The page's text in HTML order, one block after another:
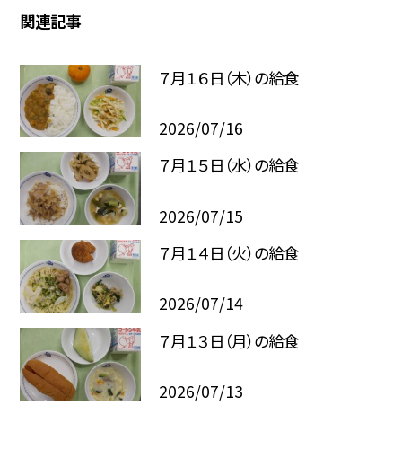
関連記事
７月１６日（木）の給食
2026/07/16
７月１５日（水）の給食
2026/07/15
７月１４日（火）の給食
2026/07/14
７月１３日（月）の給食
2026/07/13